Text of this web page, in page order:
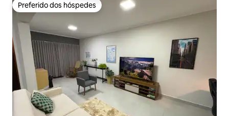
Preferido dos hóspedes
Preferido dos hóspedes